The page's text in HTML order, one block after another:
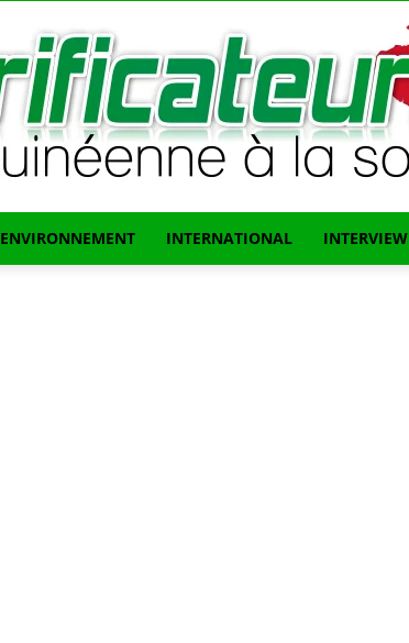
ENVIRONNEMENT INTERNATIONAL INTERVIEW